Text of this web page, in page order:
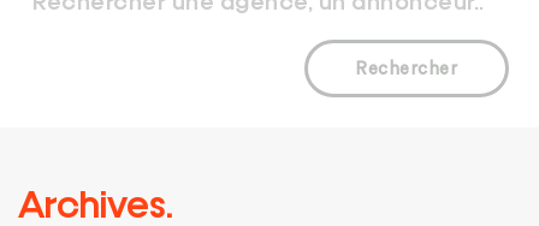
Rechercher
Archives.